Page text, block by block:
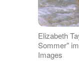
Elizabeth
Sommer"
Images